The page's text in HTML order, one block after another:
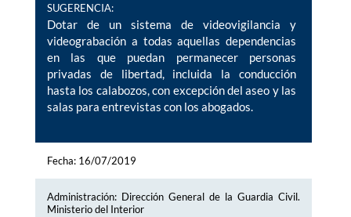
SUGERENCIA:
Dotar de un sistema de videovigilancia y
videograbación a todas aquellas dependencias
en las que puedan permanecer personas
privadas de libertad, incluida la conducción
hasta los calabozos, con excepción del aseo y las
salas para entrevistas con los abogados.
Fecha: 16/07/2019
Administración: Dirección General de la Guardia Civil.
Ministerio del Interior